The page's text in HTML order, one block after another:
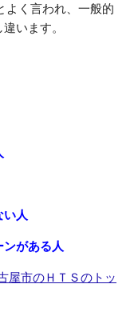
よく言われ、一般的
います。
い人
がある人
市のＨＴＳのトッ